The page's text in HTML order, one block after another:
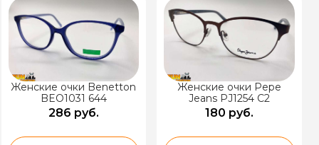
Женские очки Benetton
BEO1031 644
286 руб.
Женские очки Pepe
Jeans PJ1254 C2
180 руб.